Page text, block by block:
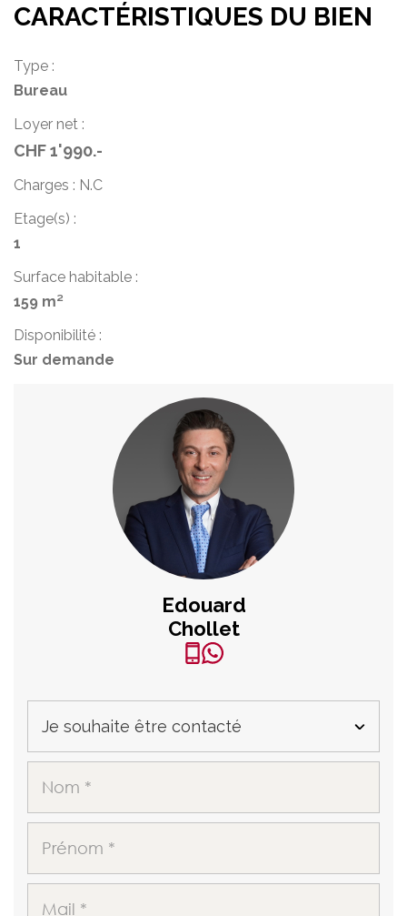
CARACTÉRISTIQUES DU BIEN
Type :
Bureau
Loyer net :
CHF 1'990.-
Charges : N.C
Etage(s) :
1
Surface habitable :
159 m²
Disponibilité :
Sur demande
Edouard
Chollet